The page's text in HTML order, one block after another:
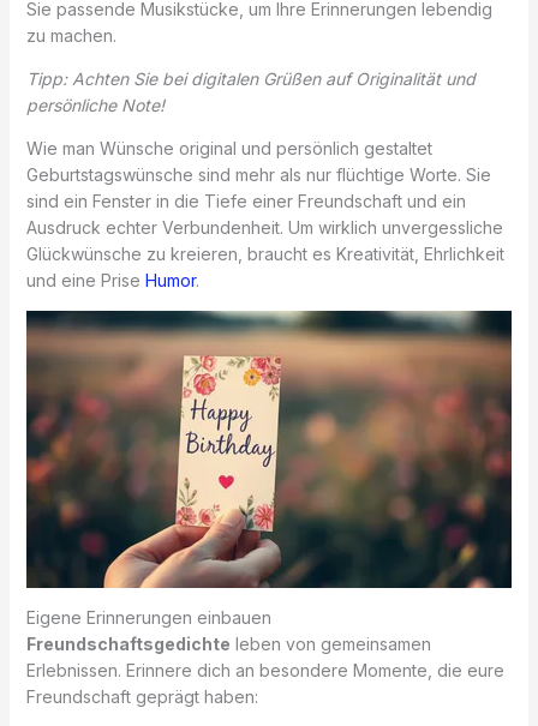
Sie passende Musikstücke, um Ihre Erinnerungen lebendig
zu machen.
Tipp: Achten Sie bei digitalen Grüßen auf Originalität und
persönliche Note!
Wie man Wünsche original und persönlich gestaltet
Geburtstagswünsche sind mehr als nur flüchtige Worte. Sie
sind ein Fenster in die Tiefe einer Freundschaft und ein
Ausdruck echter Verbundenheit. Um wirklich unvergessliche
Glückwünsche zu kreieren, braucht es Kreativität, Ehrlichkeit
und eine Prise Humor.
Eigene Erinnerungen einbauen
Freundschaftsgedichte leben von gemeinsamen
Erlebnissen. Erinnere dich an besondere Momente, die eure
Freundschaft geprägt haben: